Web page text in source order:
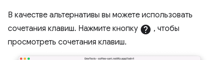
В качестве альтернативы вы можете использовать
сочетания клавиш. Нажмите кнопку help , чтобы
просмотреть сочетания клавиш.